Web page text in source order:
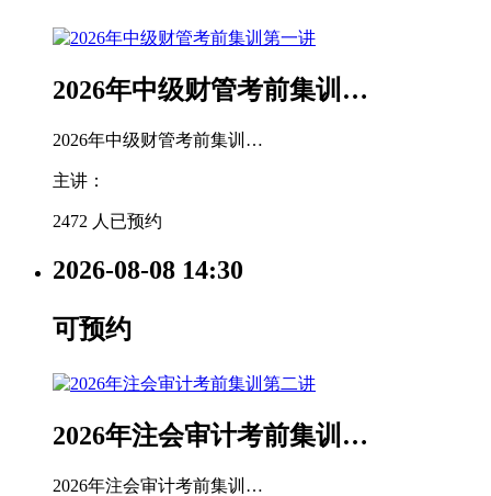
2026年中级财管考前集训…
2026年中级财管考前集训…
主讲：
2472 人已预约
2026-08-08 14:30
可预约
2026年注会审计考前集训…
2026年注会审计考前集训…